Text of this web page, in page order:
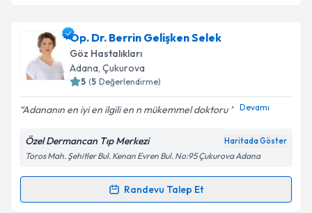
Op. Dr. Enis Fırıncıoğullarıiçin randevu takvimi
talebi oluşturun. Size bu uzmandan randevu almanız
için bir takvim hazırlandığında e-posta ile
bilgilendireceğiz.
E-posta Adresiniz
Kişisel verilerimin işlenmesine ilişkinAydınlatma
'ni okudum ve kişisel verilerimin belirtilen
kapsamda işlenmesini kabul ediyorum.
Op. Dr. Berrin Gelişken Selek
Göz Hastalıkları
Adana, Çukurova
5 (5 Değerlendirme)
Adananın en iyi en ilgili en n mükemmel doktoru ️️️ Devamı
Özel Dermancan Tıp Merkezi Haritada Göster
Toros Mah. Şehitler Bul. Kenan Evren Bul. No:95 Çukurova Adana
Randevu Talep Et
Randevu Takvimi Talebi